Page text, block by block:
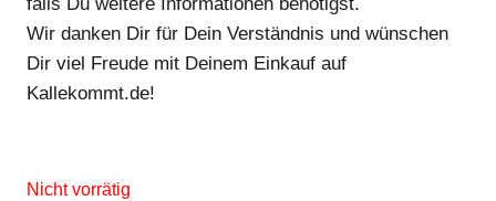
Wir danken Dir für Dein Verständnis und wünschen
Dir viel Freude mit Deinem Einkauf auf
Kallekommt.de!
Nicht vorrätig